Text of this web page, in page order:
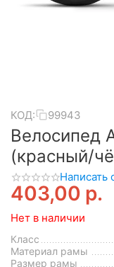
КОД: 99943
Велосипед
(красный/
Написать
403,00 р.
Нет в наличии
Класс
Материал рамы
Размер рамы